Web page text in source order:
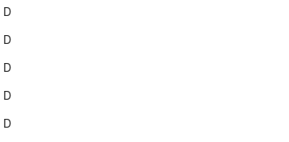
D
D
D
D
D